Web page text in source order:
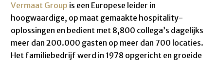
Vermaat Group is een Europese leider in
hoogwaardige, op maat gemaakte hospitality-
oplossingen en bedient met 8,800 collega’s dagelijks
meer dan 200.000 gasten op meer dan 700 locaties.
Het familiebedrijf werd in 1978 opgericht en groeide